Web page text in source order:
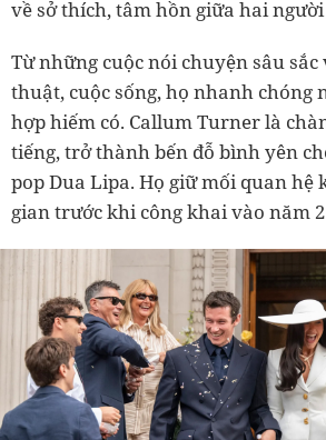
về sở thích, tâm hồn giữa hai
Từ những cuộc nói chuyện sâu sắc
thuật, cuộc sống, họ nhanh chóng
hợp hiếm có. Callum Turner là
tiếng, trở thành bến đỗ bình yên
pop Dua Lipa. Họ giữ mối quan hệ
gian trước khi công khai vào năm